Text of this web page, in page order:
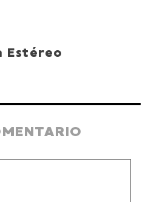
Estéreo